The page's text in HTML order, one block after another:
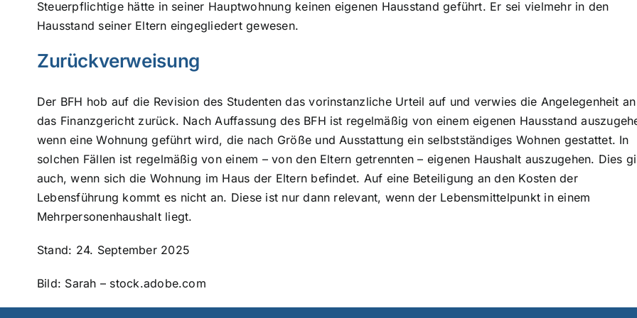
Steuerpflichtige hätte in seiner Hauptwohnung keinen eigenen Hausstand geführt. Er sei vielmehr in den
Hausstand seiner Eltern eingegliedert gewesen.
Zurückverweisung
Der BFH hob auf die Revision des Studenten das vorinstanzliche Urteil auf und verwies die Angelegenheit an
das Finanzgericht zurück. Nach Auffassung des BFH ist regelmäßig von einem eigenen Hausstand
wenn eine Wohnung geführt wird, die nach Größe und Ausstattung ein selbstständiges Wohnen gestattet. In
solchen Fällen ist regelmäßig von einem – von den Eltern getrennten – eigenen Haushalt auszugehen. Dies
auch, wenn sich die Wohnung im Haus der Eltern befindet. Auf eine Beteiligung an den Kosten der
Lebensführung kommt es nicht an. Diese ist nur dann relevant, wenn der Lebensmittelpunkt in einem
Mehrpersonenhaushalt liegt.
Stand: 24. September 2025
Bild: Sarah – stock.adobe.com